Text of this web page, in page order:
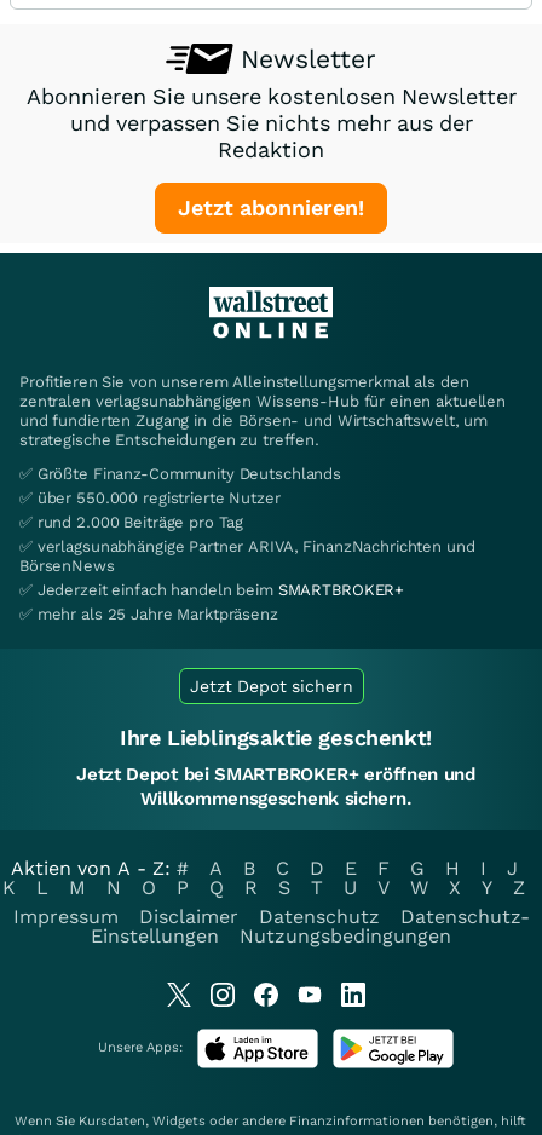
Newsletter
Abonnieren Sie unsere kostenlosen Newsletter
und verpassen Sie nichts mehr aus der
Redaktion
Jetzt abonnieren!
Profitieren Sie von unserem Alleinstellungsmerkmal als den
zentralen verlagsunabhängigen Wissens-Hub für einen aktuellen
und fundierten Zugang in die Börsen- und Wirtschaftswelt, um
strategische Entscheidungen zu treffen.
✅ Größte Finanz-Community Deutschlands
✅ über 550.000 registrierte Nutzer
✅ rund 2.000 Beiträge pro Tag
✅ verlagsunabhängige Partner ARIVA, FinanzNachrichten und
BörsenNews
✅ Jederzeit einfach handeln beim SMARTBROKER+
✅ mehr als 25 Jahre Marktpräsenz
Jetzt Depot sichern
Ihre Lieblingsaktie geschenkt!
Jetzt Depot bei SMARTBROKER+ eröffnen und
Willkommensgeschenk sichern.
Aktien von A - Z: # A B C D E F G H I
J
K
L M N O P Q R S T U V W X Y
Z
Impressum
Disclaimer Datenschutz
Datenschutz-
Einstellungen
Nutzungsbedingungen
Unsere Apps:
Wenn Sie Kursdaten, Widgets oder andere Finanzinformationen benötigen, hilft